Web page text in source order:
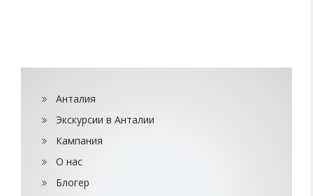
Анталия
Экскурсии в Анталии
Кампания
О нас
Блогер